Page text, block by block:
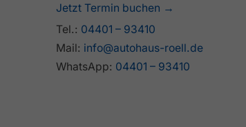
Jetzt Termin buchen →
Tel.: 04401 – 93410
Mail: info@autohaus-roell.de
WhatsApp: 04401 – 93410